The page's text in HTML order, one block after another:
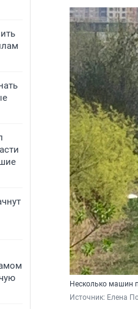
Несколько машин
Источник: Елена